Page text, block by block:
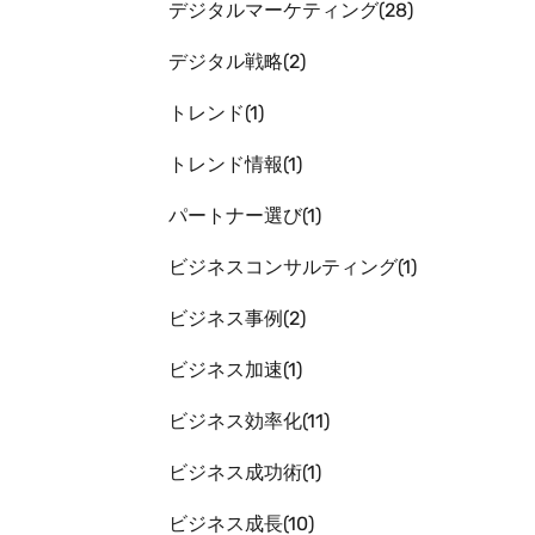
デジタルマーケティング 28
デジタル戦略 2
トレンド 1
トレンド情報 1
パートナー選び 1
ビジネスコンサルティング 1
ビジネス事例 2
ビジネス加速 1
ビジネス効率化 11
ビジネス成功術 1
ビジネス成長 10